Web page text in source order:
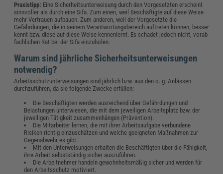
Praxistipp: Eine Sicherheitsunterweisung durch den Vorgesetzten erscheint
sinnvoller als durch eine Sifa. Zum einen, weil Beschäftigte auf diese Weise
mehr Vertrauen aufbauen. Zum anderen, weil der Vorgesetzte die
Gefährdungen, die in seinem Verantwortungsbereich auftreten können, besser
kennt bzw. diese auf diese Weise kennenlernt. Es schadet jedoch nicht, vorab
fachlichen Rat bei der Sifa einzuholen.
Warum sind jährliche Sicherheitsunterweisungen
notwendig?
Arbeitsschutzunterweisungen sind jährlich bzw. aus den o. g. Anlässen
durchzuführen, da sie folgende Zwecke erfüllen:
Die Beschäftigten werden ausreichend über Gefährdungen und
Belastungen unterwiesen, die mit dem jeweiligen Arbeitsplatz bzw. der
jeweiligen Tätigkeit zusammenhängen (Prävention).
Die Mitarbeiter lernen, die mit ihrer Arbeitsaufgabe verbundene
Risiken richtig einzuschätzen und welche geeigneten Maßnahmen zur
Gegenabwehr es gibt.
Mit den Unterweisungen erhalten die Beschäftigten über die Fähigkeit,
ihre Arbeit selbstständig sicher auszuführen.
Die Arbeitnehmer handeln gewohnheitsmäßig sicher und werden für
den Arbeitsschutz motiviert.